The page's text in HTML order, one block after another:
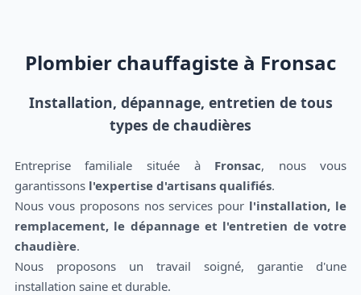
Plombier chauffagiste à Fronsac
Installation, dépannage, entretien de tous
types de chaudières
Entreprise familiale située à Fronsac, nous vous
garantissons l'expertise d'artisans qualifiés.
Nous vous proposons nos services pour l'installation, le
remplacement, le dépannage et l'entretien de votre
chaudière.
Nous proposons un travail soigné, garantie d'une
installation saine et durable.